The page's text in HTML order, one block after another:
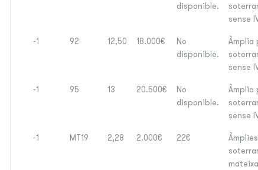
disponible.
sense
-1 92 12,50 18.000€
No
disponible.
Àmplia
sense
-1 95 13 20.500€
No
disponible.
Àmplia
sense
-1 MT19 2,28 2.000€ 22€